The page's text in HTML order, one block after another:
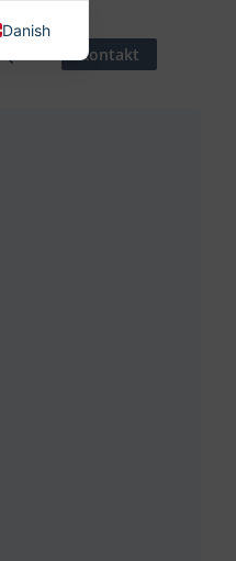
Kontakt
Danish
English